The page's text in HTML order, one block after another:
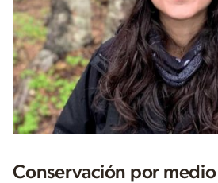
Conservación por